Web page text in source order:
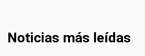
Noticias más leídas